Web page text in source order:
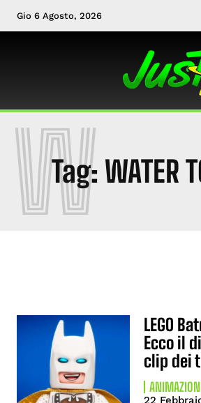
Gio 6 Agosto, 2026
Tag: WATER
W
LEGO
Ecco il
clip dei
22